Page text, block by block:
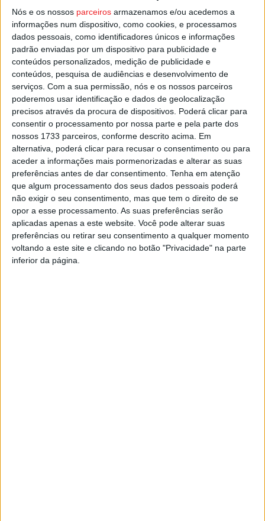
Nós e os nossos parceiros armazenamos e/ou acedemos a
informações num dispositivo, como cookies, e processamos
dados pessoais, como identificadores únicos e informações
padrão enviadas por um dispositivo para publicidade e
conteúdos personalizados, medição de publicidade e
conteúdos, pesquisa de audiências e desenvolvimento de
serviços. Com a sua permissão, nós e os nossos parceiros
poderemos usar identificação e dados de geolocalização
precisos através da procura de dispositivos. Poderá clicar para
consentir o processamento por nossa parte e pela parte dos
nossos 1733 parceiros, conforme descrito acima. Em
alternativa, poderá clicar para recusar o consentimento ou para
aceder a informações mais pormenorizadas e alterar as suas
preferências antes de dar consentimento. Tenha em atenção
que algum processamento dos seus dados pessoais poderá
não exigir o seu consentimento, mas que tem o direito de se
opor a esse processamento. As suas preferências serão
aplicadas apenas a este website. Você pode alterar suas
preferências ou retirar seu consentimento a qualquer momento
voltando a este site e clicando no botão "Privacidade" na parte
inferior da página.
expositores, farão o seu próprio recrutamento com base
na Bolsa de Emprego, refere em comunicado a Viseu
Marca.
Esta e outras notícias para ouvir na Estação Diária – 96.8
FM ou emwww.968.fm.
Pub
TAGS Bolsa de Emprego Feira de São Mateus
Viseu
Viseu Marca